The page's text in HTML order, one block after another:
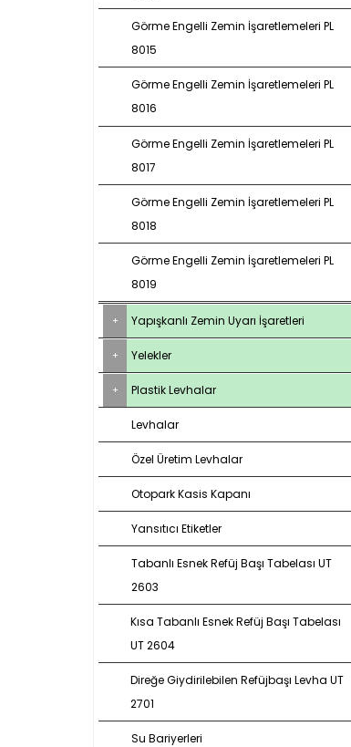
Görme Engelli Zemin İşaretlemeleri PL
8015
Görme Engelli Zemin İşaretlemeleri PL
8016
Görme Engelli Zemin İşaretlemeleri PL
8017
Görme Engelli Zemin İşaretlemeleri PL
8018
Görme Engelli Zemin İşaretlemeleri PL
8019
Yapışkanlı Zemin Uyarı İşaretleri
Yelekler
Plastik Levhalar
Levhalar
Özel Üretim Levhalar
Otopark Kasis Kapanı
Yansıtıcı Etiketler
Tabanlı Esnek Refüj Başı Tabelası UT
2603
Kısa Tabanlı Esnek Refüj Başı Tabelası
UT 2604
Direğe Giydirilebilen Refüjbaşı Levha UT
2701
Su Bariyerleri